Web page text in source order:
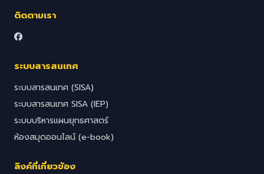
ติดตามเรา
ระบบสารสนเทศ
ระบบสารสนเทศ (SISA)
ระบบสารสนเทศ SISA (IEP)
ระบบบริหารแผนยุทธศาสตร์
ห้องสมุดออนไลน์ (e-book)
ลิงค์ที่เกี่ยวข้อง